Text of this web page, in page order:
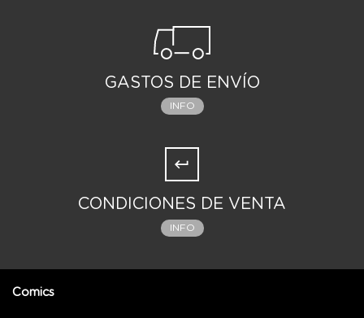
GASTOS DE ENVÍO
INFO
CONDICIONES DE VENTA
INFO
Comics